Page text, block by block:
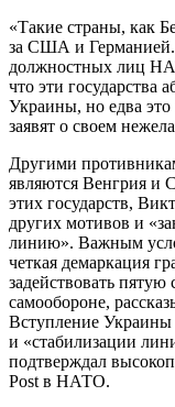
«Такие страны, как
за США и Германией.
должностных лиц
что эти государства
Украины, но едва
заявят о своем
Другими
являются Венгрия и
этих государств,
других мотивов и
линию». Важным
четкая демаркация
задействовать
самообороне,
Вступление Украины
и «стабилизации
подтверждал
Post в НАТО.